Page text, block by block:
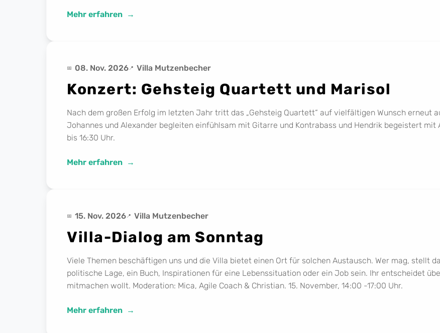
Mehr erfahren
08. Nov. 2026 Villa Mutzenbecher
Konzert: Gehsteig Quartett und Marisol
Nach dem großen Erfolg im letzten Jahr tritt das „Gehsteig Quartett“ auf vielfältigen Wunsch erneut
Johannes und Alexander begleiten einfühlsam mit Gitarre und Kontrabass und Hendrik begeistert mit
bis 16:30 Uhr.
Mehr erfahren
15. Nov. 2026 Villa Mutzenbecher
Villa-Dialog am Sonntag
Viele Themen beschäftigen uns und die Villa bietet einen Ort für solchen Austausch. Wer mag, stellt
politische Lage, ein Buch, Inspirationen für eine Lebenssituation oder ein Job sein. Ihr entscheidet
mitmachen wollt. Moderation: Mica, Agile Coach & Christian. 15. November, 14:00 -17:00 Uhr.
Mehr erfahren